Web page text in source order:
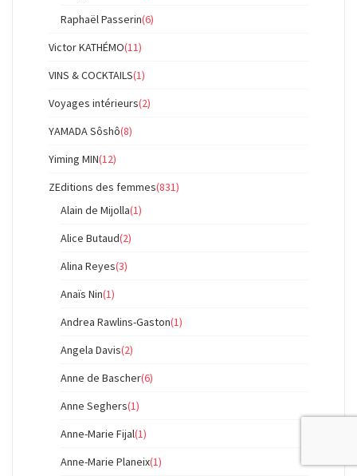
Raphaël Passerin(6)
Victor KATHÉMO(11)
VINS & COCKTAILS(1)
Voyages intérieurs(2)
YAMADA Sôshô(8)
Yiming MIN(12)
ZEditions des femmes(831)
Alain de Mijolla(1)
Alice Butaud(2)
Alina Reyes(3)
Anaïs Nin(1)
Andrea Rawlins-Gaston(1)
Angela Davis(2)
Anne de Bascher(6)
Anne Seghers(1)
Anne-Marie Fijal(1)
Anne-Marie Planeix(1)